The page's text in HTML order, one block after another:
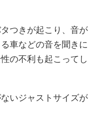
つきが起こり、音が
車などの音を聞きに
の不利も起こってし
いジャストサイズが